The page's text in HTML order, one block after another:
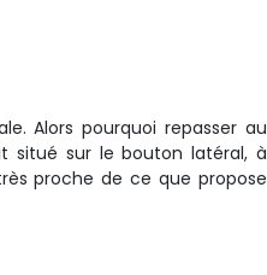
Alors pourquoi repasser au
situé sur le bouton latéral, à
proche de ce que propose